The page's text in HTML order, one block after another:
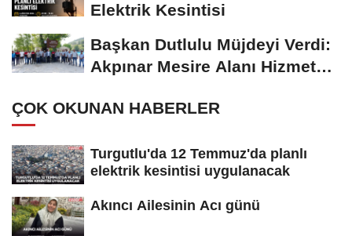
Elektrik Kesintisi
Başkan Dutlulu Müjdeyi Verdi:
Akpınar Mesire Alanı Hizmete
ÇOK OKUNAN HABERLER
Turgutlu'da 12 Temmuz'da planlı
elektrik kesintisi uygulanacak
Akıncı Ailesinin Acı günü